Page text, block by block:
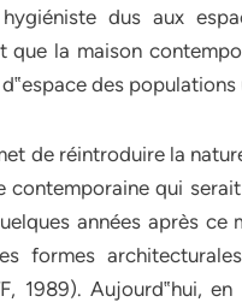
dus aux
que la maison
des populations
de réintroduire la
contemporaine qui
années après
formes
1989). Aujourd‟hui,